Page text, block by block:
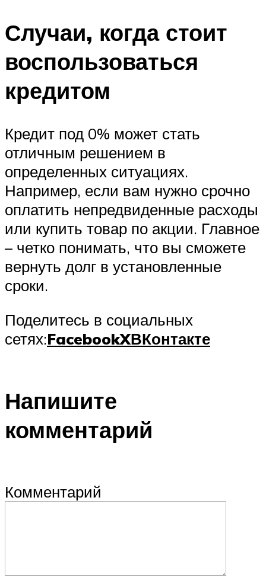
Случаи, когда стоит
воспользоваться
кредитом
Кредит под 0% может стать
отличным решением в
определенных ситуациях.
Например, если вам нужно срочно
оплатить непредвиденные расходы
или купить товар по акции. Главное
– четко понимать, что вы сможете
вернуть долг в установленные
сроки.
Поделитесь в социальных
сетях:FacebookXВКонтакте
Напишите
комментарий
Комментарий